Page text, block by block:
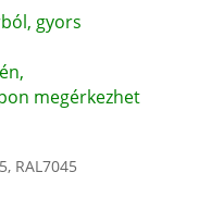
gyors
megérkezhet
RAL7045